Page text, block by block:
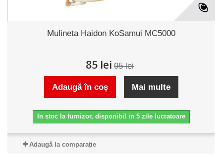
Mulineta Haidon KoSamui MC5000
85 lei 95 lei
Adaugă în coș Mai multe
In stoc la furnizor, disponibil in 5 zile lucratoare
Adaugă la comparație